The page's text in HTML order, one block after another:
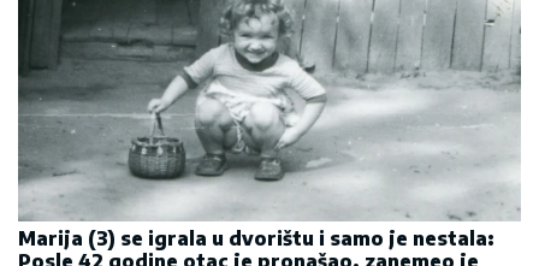
Marija (3) se igrala u dvorištu i samo je nestala: